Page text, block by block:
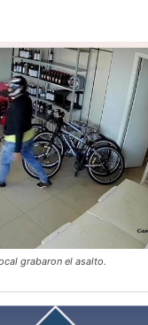
grabaron el asalto.